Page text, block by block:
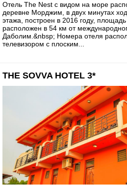
Отель The Nest с видом на море
деревне Морджим, в двух минутах
этажа, построен в 2016 году,
расположен в 54 км от
Даболим.&nbsp; Номера отеля
телевизором с плоским...
THE SOVVA HOTEL 3*